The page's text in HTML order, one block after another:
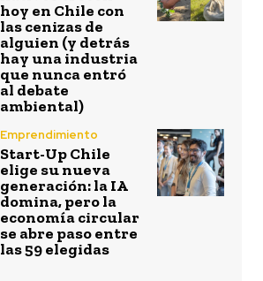
hoy en Chile con
las cenizas de
alguien (y detrás
hay una industria
que nunca entró
al debate
ambiental)
Emprendimiento
Start-Up Chile
elige su nueva
generación: la IA
domina, pero la
economía circular
se abre paso entre
las 59 elegidas